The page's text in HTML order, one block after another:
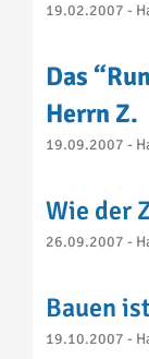
19.02.2007 -
Das
Herrn Z.
19.09.2007 -
Wie der
26.09.2007 -
Bauen
19.10.2007 -